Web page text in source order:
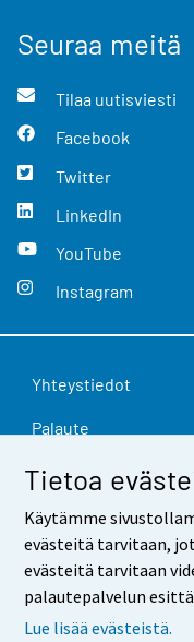
Tietoa
Käytämme
evästeitä tarvitaan,
evästeitä tarvitaan
palautepalvelun
Lue lisää evästeistä.
Seuraa meitä
Tilaa uutisviesti
Facebook
Twitter
LinkedIn
YouTube
Instagram
Yhteystiedot
Palaute
Käyttöehdot
Tietosuoja
Tietoa sivustosta